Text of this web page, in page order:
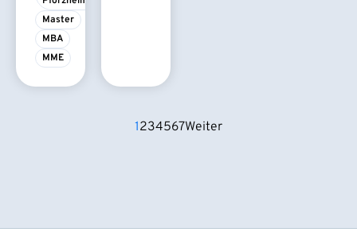
Master
MBA
MME
1234567Weiter